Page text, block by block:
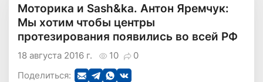
Моторика и Sash&ka. Антон Яремчук:
Мы хотим чтобы центры
протезирования появились во всей РФ
10 0
18 августа 2016 г.
Поделиться: